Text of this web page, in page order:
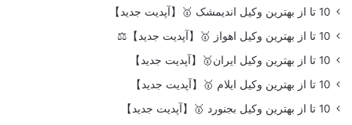
10 تا از بهترین وکیل اندیمشک 🥇【آپدیت جدید】
10 تا از بهترین وکیل اهواز 🥇【آپدیت جدید】⚖️
10 تا از بهترین وکیل ایران🥇【آپدیت جدید】
10 تا از بهترین وکیل ایلام 🥇【آپدیت جدید】
10 تا از بهترین وکیل بجنورد 🥇【آپدیت جدید】